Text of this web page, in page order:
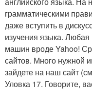
грамматическими
даже вступить в
изучения языка.
машин вроде Yahoo!
сайтов. Много нужной
зайдете на наш сайт
Уловка 17. Говорите,